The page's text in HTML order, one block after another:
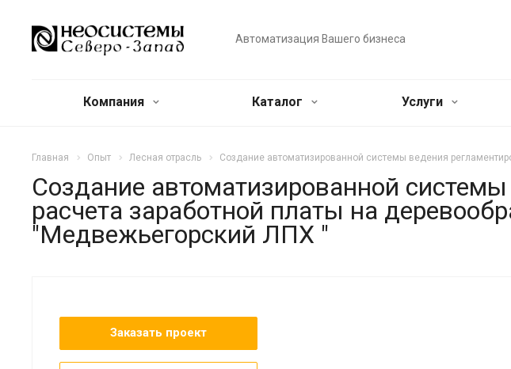
Автоматизация Вашего бизнеса
Компания Каталог Услуги
Главная Опыт Лесная отрасль Создание автоматизированной системы ведения
Создание автоматизированной
расчета заработной платы на
"Медвежьегорский ЛПХ "
Заказать проект